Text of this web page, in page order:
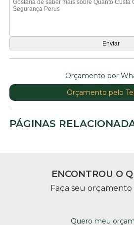
Orçamento por
Orçamento pelo
PÁGINAS
ENCONTROU O
Faça seu orçamento
Quero meu